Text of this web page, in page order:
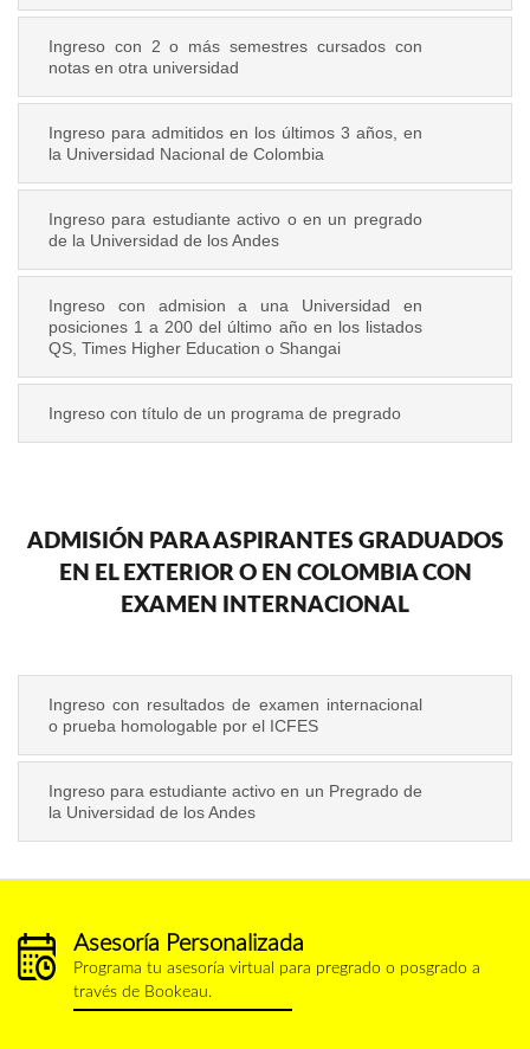
Ingreso con 2 o más semestres cursados con
notas en otra universidad
Ingreso para admitidos en los últimos 3 años, en
la Universidad Nacional de Colombia
Ingreso para estudiante activo o en un pregrado
de la Universidad de los Andes
Ingreso con admision a una Universidad en
posiciones 1 a 200 del último año en los listados
QS, Times Higher Education o Shangai
Ingreso con título de un programa de pregrado
ADMISIÓN PARA ASPIRANTES GRADUADOS
EN EL EXTERIOR O EN COLOMBIA CON
EXAMEN INTERNACIONAL
Ingreso con resultados de examen internacional
o prueba homologable por el ICFES
Ingreso para estudiante activo en un Pregrado de
la Universidad de los Andes
calendario.png
Asesoría Personalizada
Programa tu asesoría virtual para pregrado o posgrado a
través de Bookeau.